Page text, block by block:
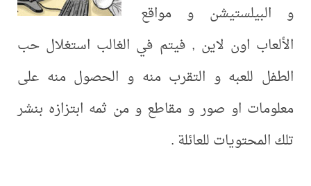
و البيلستيشن و مواقع
الألعاب اون لاين , فيتم في الغالب استغلال حب
الطفل للعبه و التقرب منه و الحصول منه على
معلومات او صور و مقاطع و من ثمه ابتزازه بنشر
تلك المحتويات للعائلة .